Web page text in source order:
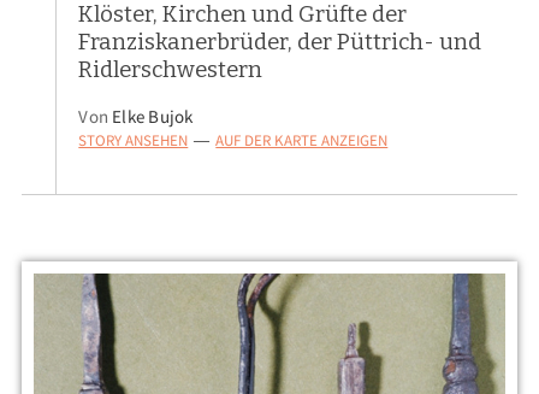
Klöster, Kirchen und Grüfte der
Franziskanerbrüder, der Püttrich- und
Ridlerschwestern
Von Elke Bujok
STORY ANSEHEN — AUF DER KARTE ANZEIGEN